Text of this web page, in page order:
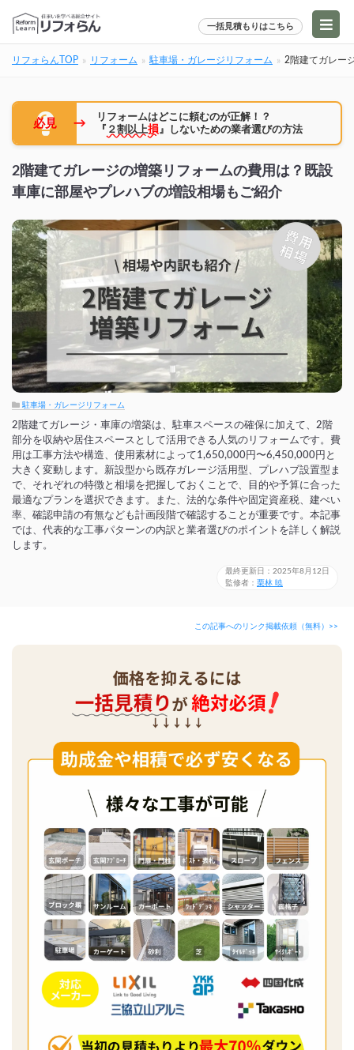
一括見積もりはこちら
リフォらんTOP リフォーム 駐車場・ガレージリフォーム 2階建てガレー
必見 →
リフォームはどこに頼むのが正解！？
『 ２割以上損』しないための業者選びの方法
2階建てガレージの増築リフォームの費用は？既設
車庫に部屋やプレハブの増設相場もご紹介
駐車場・ガレージリフォーム
2階建てガレージ・車庫の増築は、駐車スペースの確保に加えて、2階
部分を収納や居住スペースとして活用できる人気のリフォームです。費
用は工事方法や構造、使用素材によって1,650,000円〜6,450,000円と
大きく変動します。新設型から既存ガレージ活用型、プレハブ設置型ま
で、それぞれの特徴と相場を把握しておくことで、目的や予算に合った
最適なプランを選択できます。また、法的な条件や固定資産税、建ぺい
率、確認申請の有無なども計画段階で確認することが重要です。本記事
では、代表的な工事パターンの内訳と業者選びのポイントを詳しく解説
します。
最終更新日：2025年8月12日
監修者： 栗林 暁
この記事へのリンク掲載依頼（無料）>>